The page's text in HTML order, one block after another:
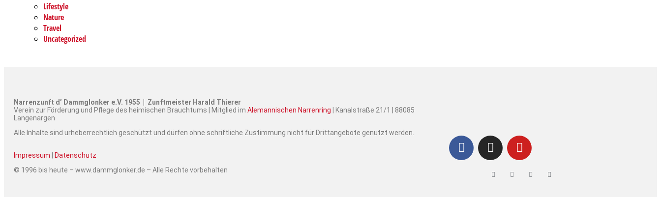
Lifestyle
Nature
Travel
Uncategorized
Narrenzunft d’ Dammglonker e.V. 1955 | Zunftmeister Harald Thierer
Verein zur Förderung und Pflege des heimischen Brauchtums | Mitglied im Alemannischen Narrenring | Kanalstraße 21/1 | 88085
Langenargen
Alle Inhalte sind urheberrechtlich geschützt und dürfen ohne schriftliche Zustimmung nicht für Drittangebote genutzt werden.
Impressum
Datenschutz
© 1996 bis heute – www.dammglonker.de – Alle Rechte vorbehalten